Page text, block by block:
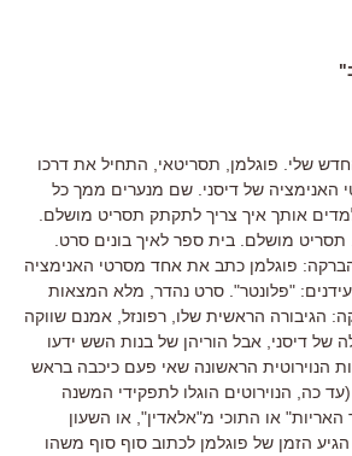
שלי. פוגלמן, תסריטאי, התחיל את דרכו
של דיסני. שם מנערים ממך כל
אותך איך צריך לתקתק תסריט מושלם.
מושלם. בית ספר לאיך בונים סרט.
הברקה: פוגלמן כתב את אחד מסרטי האנימציה
עידנים: "פלונטר". סרט נהדר, מלא המצאות
הגיבורה הראשית שלו, רפונזל, אמנם שווקה
של דיסני, אבל הוריהן של בנות השש ידעו
הנוירוטית הראשונה שאי פעם כיכבה בראש
כה, הנוירוטים הוגלו לתפקידי המשנה
או התוכי מ"אלאדין", או השעון
הזמן של פוגלמן לכתוב סוף סוף משהו